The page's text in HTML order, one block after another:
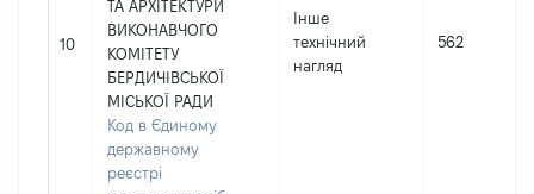
10
ТА АРХІТЕКТУРИ
ВИКОНАВЧОГО
КОМІТЕТУ
БЕРДИЧІВСЬКОЇ
МІСЬКОЇ РАДИ
Код в Єдиному
державному
реєстрі
Інше
технічний
нагляд
562